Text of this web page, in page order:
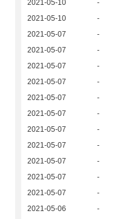
2021-05-10 -
2021-05-10
-
2021-05-07
-
2021-05-07
-
2021-05-07
-
2021-05-07
-
2021-05-07
-
2021-05-07
-
2021-05-07
-
2021-05-07
-
2021-05-07
-
2021-05-07
-
2021-05-07
-
2021-05-06
-